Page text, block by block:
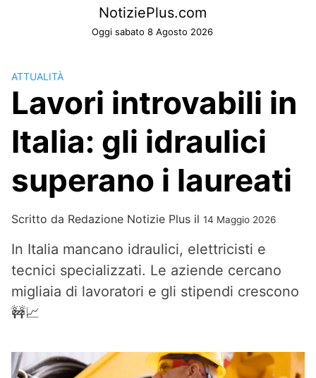
NotiziePlus.com
Oggi sabato 8 Agosto 2026
ATTUALITÀ
Lavori introvabili in
Italia: gli idraulici
superano i laureati
Scritto da Redazione Notizie Plus il 14 Maggio 2026
In Italia mancano idraulici, elettricisti e
tecnici specializzati. Le aziende cercano
migliaia di lavoratori e gli stipendi crescono
🚧📈